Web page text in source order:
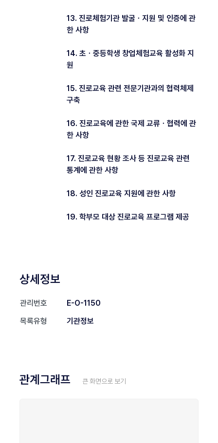
13. 진로체험기관 발굴ㆍ지원 및 인증에 관
한 사항
14. 초ㆍ중등학생 창업체험교육 활성화 지
원
15. 진로교육 관련 전문기관과의 협력체제
구축
16. 진로교육에 관한 국제 교류ㆍ협력에 관
한 사항
17. 진로교육 현황 조사 등 진로교육 관련
통계에 관한 사항
18. 성인 진로교육 지원에 관한 사항
19. 학부모 대상 진로교육 프로그램 제공
상세정보
관리번호
E-O-1150
목록유형
기관정보
관계그래프 큰 화면으로 보기